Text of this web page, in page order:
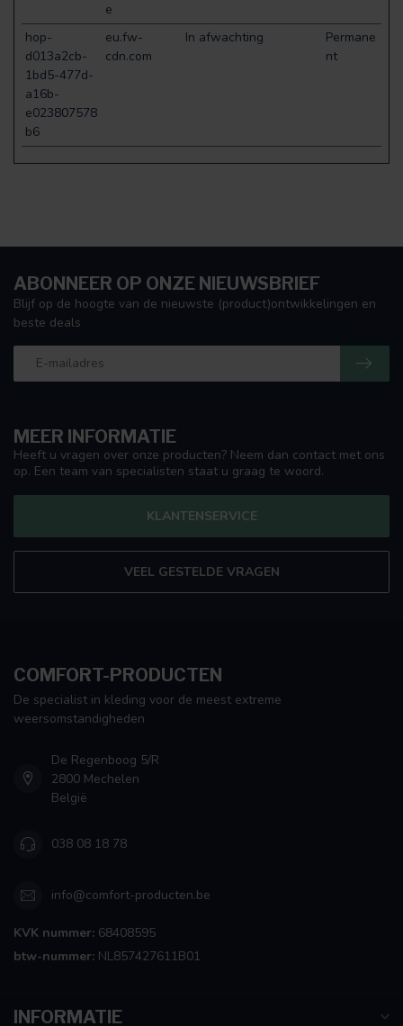
e
hop-
d013a2cb-
1bd5-477d-
a16b-
e023807578
b6
eu.fw-
cdn.com
In afwachting
Permane
nt
MEER INFORMATIE
Heeft u vragen over onze producten? Neem dan contact met ons
op. Een team van specialisten staat u graag te woord.
KLANTENSERVICE
VEEL GESTELDE VRAGEN
ABONNEER OP ONZE NIEUWSBRIEF
Blijf op de hoogte van de nieuwste (product)ontwikkelingen en
beste deals
COMFORT-PRODUCTEN
De specialist in kleding voor de meest extreme
weersomstandigheden
De Regenboog 5/R
2800 Mechelen
België
038 08 18 78
info@comfort-producten.be
KVK nummer: 68408595
btw-nummer: NL857427611B01
INFORMATIE